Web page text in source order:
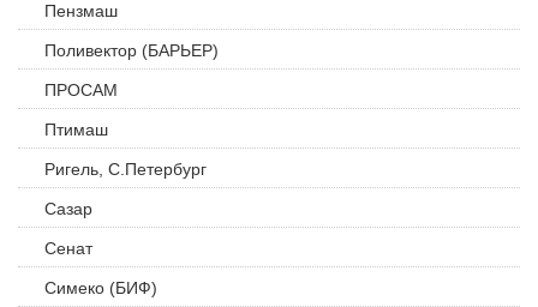
Пензмаш
Поливектор (БАРЬЕР)
ПРОСАМ
Птимаш
Ригель, С.Петербург
Сазар
Сенат
Симеко (БИФ)